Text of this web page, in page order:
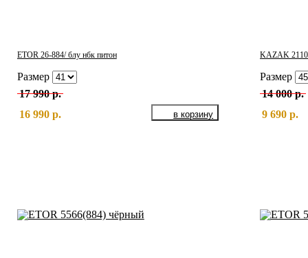
ETOR 26-884/ блу нбк питон
Размер
17 990 р.
16 990 р.
KAZAK
Размер
14 000 р.
9 690 р.